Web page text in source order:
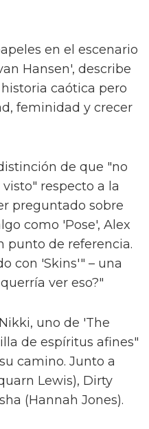
y
como "divertido y
School
sobre su nueva
de la serie
las experiencias
Pero creen que
gente al menos
programa que
persona trans y si